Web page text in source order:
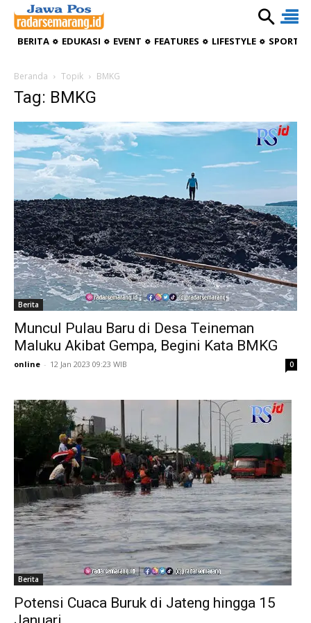
BERITA EDUKASI EVENT FEATURES LIFESTYLE
Beranda Topik BMKG
Tag: BMKG
Berita
Muncul Pulau Baru di Desa Teineman
Maluku Akibat Gempa, Begini Kata BMKG
online - 12 Jan 2023 09:23 WIB 0
Berita
Potensi Cuaca Buruk di Jateng hingga 15